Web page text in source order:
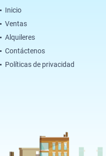
Inicio
Ventas
Alquileres
Contáctenos
Políticas de privacidad